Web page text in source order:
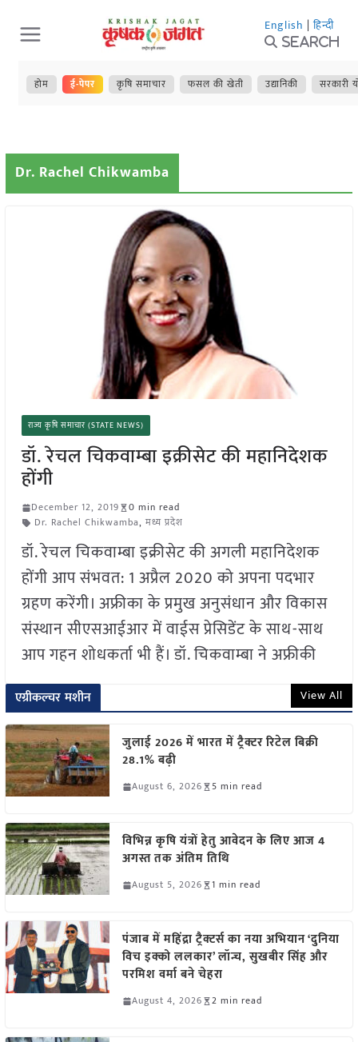
Skip
to
content
English | हिन्दी
Search
होम ई-पेपर कृषि समाचार फसल की खेती उद्यानिकी सरकारी
Dr. Rachel Chikwamba
राज्य कृषि समाचार (STATE NEWS)
डॉ. रेचल चिकवाम्बा इक्रीसेट की महानिदेशक
होंगी
December 12, 2019
0 min read
Dr. Rachel Chikwamba, मध्य प्रदेश
डॉ. रेचल चिकवाम्बा इक्रीसेट की अगली महानिदेशक
होंगी आप संभवत: 1 अप्रैल 2020 को अपना पदभार
ग्रहण करेंगी। अफ्रीका के प्रमुख अनुसंधान और विकास
संस्थान सीएसआईआर में वाईस प्रेसिडेंट के साथ-साथ
आप गहन शोधकर्ता भी हैं। डॉ. चिकवाम्बा ने अफ्रीकी
एग्रीकल्चर मशीन View All
जुलाई 2026 में भारत में ट्रैक्टर रिटेल बिक्री
28.1% बढ़ी
August 6, 2026 5 min read
विभिन्न कृषि यंत्रों हेतु आवेदन के लिए आज 4
अगस्त तक अंतिम तिथि
August 5, 2026 1 min read
पंजाब में महिंद्रा ट्रैक्टर्स का नया अभियान ‘दुनिया
विच इक्को ललकार’ लॉन्च, सुखबीर सिंह और
परमिश वर्मा बने चेहरा
August 4, 2026 2 min read